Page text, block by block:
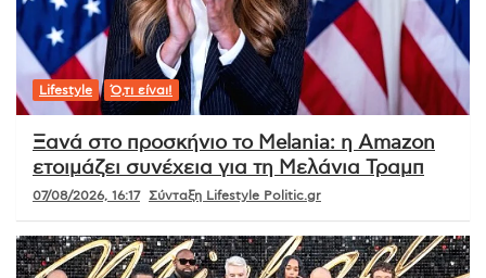
Lifestyle Ό,τι είναι!
Ξανά στο προσκήνιο το Melania: η Amazon
ετοιμάζει συνέχεια για τη Μελάνια Τραμπ
07/08/2026, 16:17 Σύνταξη Lifestyle Politic.gr